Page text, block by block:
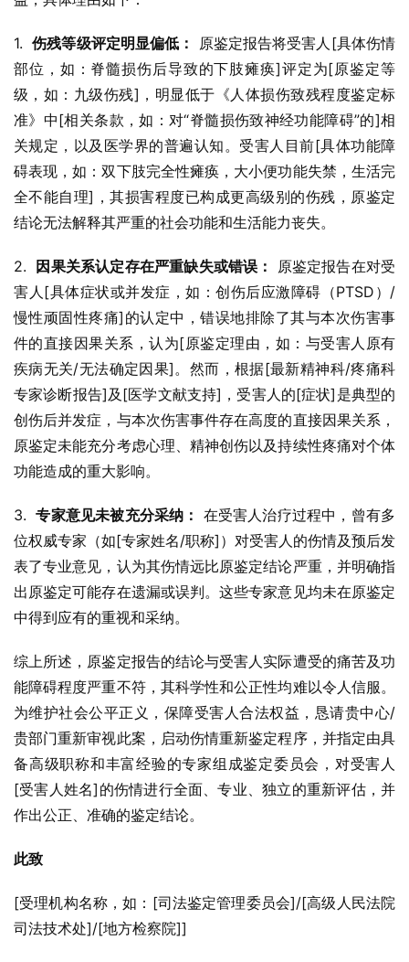
1. 伤残等级评定明显偏低：
原鉴定报告将受害人[具体伤情
部位，如：脊髓损伤后导致的下肢瘫痪]评定为[原鉴定等
级，如：九级伤残]，明显低于《人体损伤致残程度鉴定标
准》中[相关条款，如：对“脊髓损伤致神经功能障碍”的]相
关规定，以及医学界的普遍认知。受害人目前[具体功能障
碍表现，如：双下肢完全性瘫痪，大小便功能失禁，生活完
全不能自理]，其损害程度已构成更高级别的伤残，原鉴定
结论无法解释其严重的社会功能和生活能力丧失。
2. 因果关系认定存在严重缺失或错误：
原鉴定报告在对受
害人[具体症状或并发症，如：创伤后应激障碍（PTSD）/
慢性顽固性疼痛]的认定中，错误地排除了其与本次伤害事
件的直接因果关系，认为[原鉴定理由，如：与受害人原有
疾病无关/无法确定因果]。然而，根据[最新精神科/疼痛科
专家诊断报告]及[医学文献支持]，受害人的[症状]是典型的
创伤后并发症，与本次伤害事件存在高度的直接因果关系，
原鉴定未能充分考虑心理、精神创伤以及持续性疼痛对个体
功能造成的重大影响。
3. 专家意见未被充分采纳： 在受害人治疗过程中，曾有多
位权威专家（如[专家姓名/职称]）对受害人的伤情及预后发
表了专业意见，认为其伤情远比原鉴定结论严重，并明确指
出原鉴定可能存在遗漏或误判。这些专家意见均未在原鉴定
中得到应有的重视和采纳。
综上所述，原鉴定报告的结论与受害人实际遭受的痛苦及功
能障碍程度严重不符，其科学性和公正性均难以令人信服。
为维护社会公平正义，保障受害人合法权益，恳请贵中心/
贵部门重新审视此案，启动伤情重新鉴定程序，并指定由具
备高级职称和丰富经验的专家组成鉴定委员会，对受害人
[受害人姓名]的伤情进行全面、专业、独立的重新评估，并
作出公正、准确的鉴定结论。
此致
[受理机构名称，如：[司法鉴定管理委员会]/[高级人民法院
司法技术处]/[地方检察院]]